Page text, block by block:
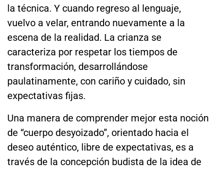
la técnica. Y cuando regreso al lenguaje,
vuelvo a velar, entrando nuevamente a la
escena de la realidad. La crianza se
caracteriza por respetar los tiempos de
transformación, desarrollándose
paulatinamente, con cariño y cuidado, sin
expectativas fijas.
Una manera de comprender mejor esta noción
de “cuerpo desyoizado”, orientado hacia el
deseo auténtico, libre de expectativas, es a
través de la concepción budista de la idea de